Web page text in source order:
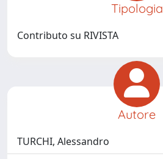
Tipologia
Contributo su RIVISTA
Autore
TURCHI, Alessandro